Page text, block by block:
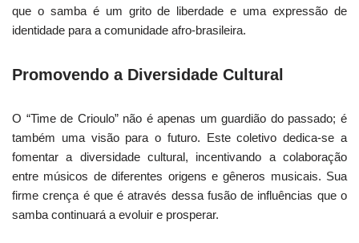
que o samba é um grito de liberdade e uma expressão de
identidade para a comunidade afro-brasileira.
Promovendo a Diversidade Cultural
O “Time de Crioulo” não é apenas um guardião do passado; é
também uma visão para o futuro. Este coletivo dedica-se a
fomentar a diversidade cultural, incentivando a colaboração
entre músicos de diferentes origens e gêneros musicais. Sua
firme crença é que é através dessa fusão de influências que o
samba continuará a evoluir e prosperar.